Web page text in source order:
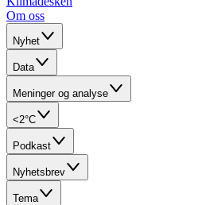
Om oss
Nyhet
Data
Meninger og analyse
<2°C
Podkast
Nyhetsbrev
Tema